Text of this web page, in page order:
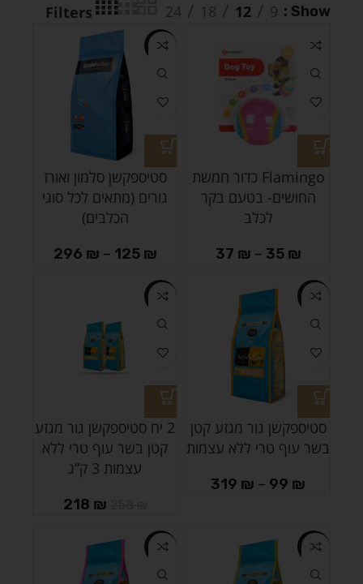
Show
9
12
18
24
Filters
Flamingo כדור חמשת
החושים- בטעם בקר
לכלב
35 ₪
–
37 ₪
-10%
סטיספקשן סלמון ואורז
גורים (מתאים לכל סוגי
הכלבים)
125 ₪
–
296 ₪
-16%
סטיספקשן גור מגזע קטן
בשר עוף טרי ללא עצמות
99 ₪
–
319 ₪
-16%
2 יח סטיספקשן גור מגזע
קטן בשר עוף טרי ללא
עצמות 3 ק”ג
218 ₪
-3%
-3%